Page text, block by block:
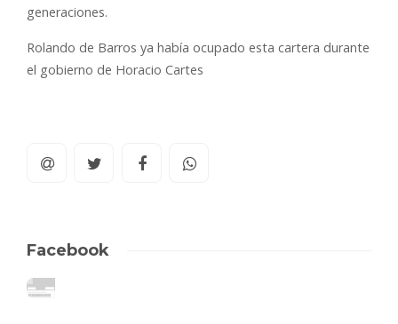
generaciones.
Rolando de Barros ya había ocupado esta cartera durante
el gobierno de Horacio Cartes
Facebook